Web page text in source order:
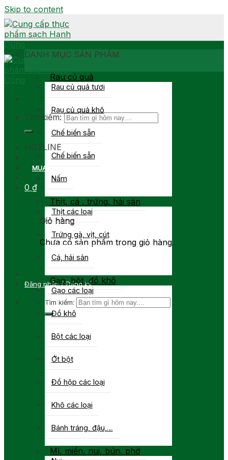
Skip to content
Tìm kiếm:
HOTLINE
MUA SỈ
0 ₫
Giỏ hàng
Chưa có sản phẩm trong giỏ hàng.
Đăng nhập / Đăng ký
Tìm kiếm:
DANH MỤC SẢN PHẨM
Rau củ quả
Rau củ quả tươi
Rau củ quả khô
Chế biến sẵn
Chế biến sẵn
Nấm
Thịt, cá , trứng, hải sản
Thịt các loại
Trứng gà, vịt, cút
Cá, hải sản
Gạo, bột, đồ khô
Gạo các loại
Đồ khô
Bột các loại
Ớt bột
Đồ hộp các loại
Khô các loại
Bánh tráng, đậu,…
Mì, miến, nui, bún, phở